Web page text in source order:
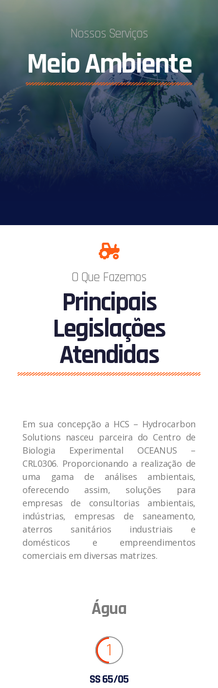
Nossos Serviços
Meio Ambiente
O Que Fazemos
Principais
Legislações
Atendidas
Em sua concepção a HCS – Hydrocarbon
Solutions nasceu parceira do Centro de
Biologia Experimental OCEANUS –
CRL0306. Proporcionando a realização de
uma gama de análises ambientais,
oferecendo assim, soluções para
empresas de consultorias ambientais,
indústrias, empresas de saneamento,
aterros sanitários industriais e
domésticos e empreendimentos
comerciais em diversas matrizes.
Água
1
SS 65/05